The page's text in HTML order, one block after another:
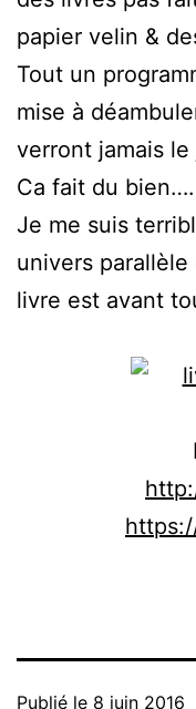
papier velin &
Tout un
mise à
verront jamais
Ca fait du bien….
Je me suis
univers parallèle
livre est avant
Publié le 8 juin 2016